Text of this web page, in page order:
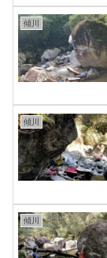
傾川
傾川
傾川